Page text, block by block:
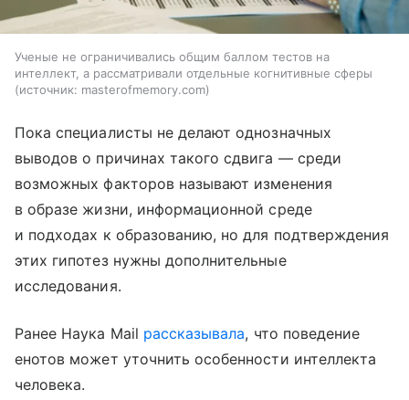
Ученые не ограничивались общим баллом тестов на
интеллект, а рассматривали отдельные когнитивные сферы
источник: masterofmemory.com
Пока специалисты не делают однозначных
выводов о причинах такого сдвига — среди
возможных факторов называют изменения
в образе жизни, информационной среде
и подходах к образованию, но для подтверждения
этих гипотез нужны дополнительные
исследования.
Ранее Наука Mail рассказывала, что поведение
енотов может уточнить особенности интеллекта
человека.